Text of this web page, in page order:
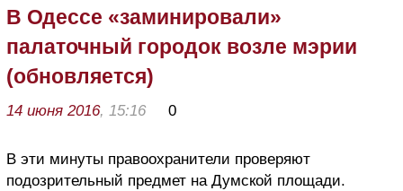
В Одессе «заминировали»
палаточный городок возле мэрии
(обновляется)
14 июня 2016, 15:16 0
В эти минуты правоохранители проверяют
подозрительный предмет на Думской площади.